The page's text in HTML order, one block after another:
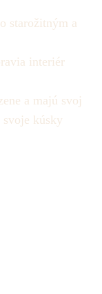
starožitným a
interiér
a majú svoj
svoje kúsky